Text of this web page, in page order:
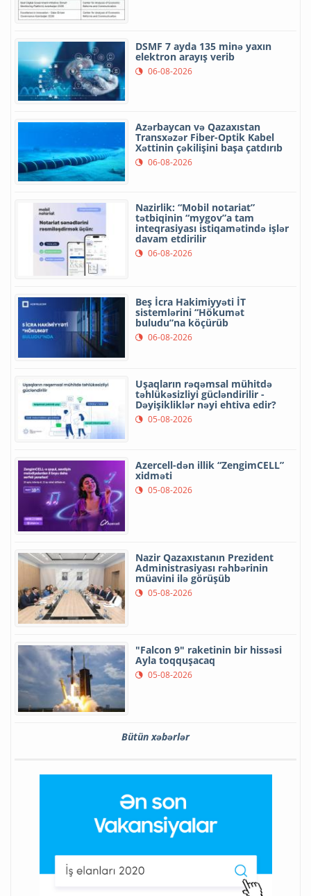
DSMF 7 ayda 135 minə yaxın
elektron arayış verib
06-08-2026
Azərbaycan və Qazaxıstan
Transxəzər Fiber-Optik Kabel
Xəttinin çəkilişini başa çatdırıb
06-08-2026
Nazirlik: “Mobil notariat”
tətbiqinin “mygov”a tam
inteqrasiyası istiqamətində işlər
davam etdirilir
06-08-2026
Beş İcra Hakimiyyəti İT
sistemlərini “Hökumət
buludu”na köçürüb
06-08-2026
Uşaqların rəqəmsal mühitdə
təhlükəsizliyi gücləndirilir -
Dəyişikliklər nəyi ehtiva edir?
05-08-2026
Azercell-dən illik “ZengimCELL”
xidməti
05-08-2026
Nazir Qazaxıstanın Prezident
Administrasiyası rəhbərinin
müavini ilə görüşüb
05-08-2026
"Falcon 9" raketinin bir hissəsi
Ayla toqquşacaq
05-08-2026
Bütün xəbərlər